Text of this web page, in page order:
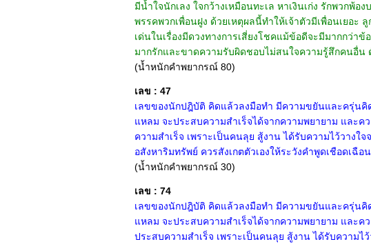
มีน้ำใจนักเลง ใจกว้างเหมือนทะเล หาเงินเก่ง รักพวกพ้
พรรคพวกเพื่อนฝูง ด้วยเหตุผลนี้ทำให้เจ้าตัวมีเพื่อนเยอะ
เด่นในเรื่องมีดวงทางการเสี่ยงโชคแม้ข้อดีจะมีมากกว่า
มากรักและขาดความรับผิดชอบไม่สนใจความรู้สึกคนอื่
(น้ำหนักคำพยากรณ์ 80)
เลข : 47
เลขของนักปฎิบัติ คิดแล้วลงมือทำ มีความขยันและครุ่นคิ
แหลม จะประสบความสำเร็จได้จากความพยายาม และ
ความสำเร็จ เพราะเป็นคนลุย สู้งาน ได้รับความไว้วาง
อสังหาริมทรัพย์ ควรสังเกตตัวเองให้ระวังคำพูดเชือดเฉื
(น้ำหนักคำพยากรณ์ 30)
เลข : 74
เลขของนักปฎิบัติ คิดแล้วลงมือทำ มีความขยันและครุ่นคิ
แหลม จะประสบความสำเร็จได้จากความพยายาม และ
ประสบความสำเร็จ เพราะเป็นคนลุย สู้งาน ได้รับความ